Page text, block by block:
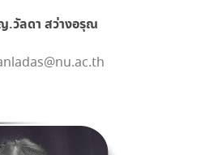
วัลดา สว่างอรุณ